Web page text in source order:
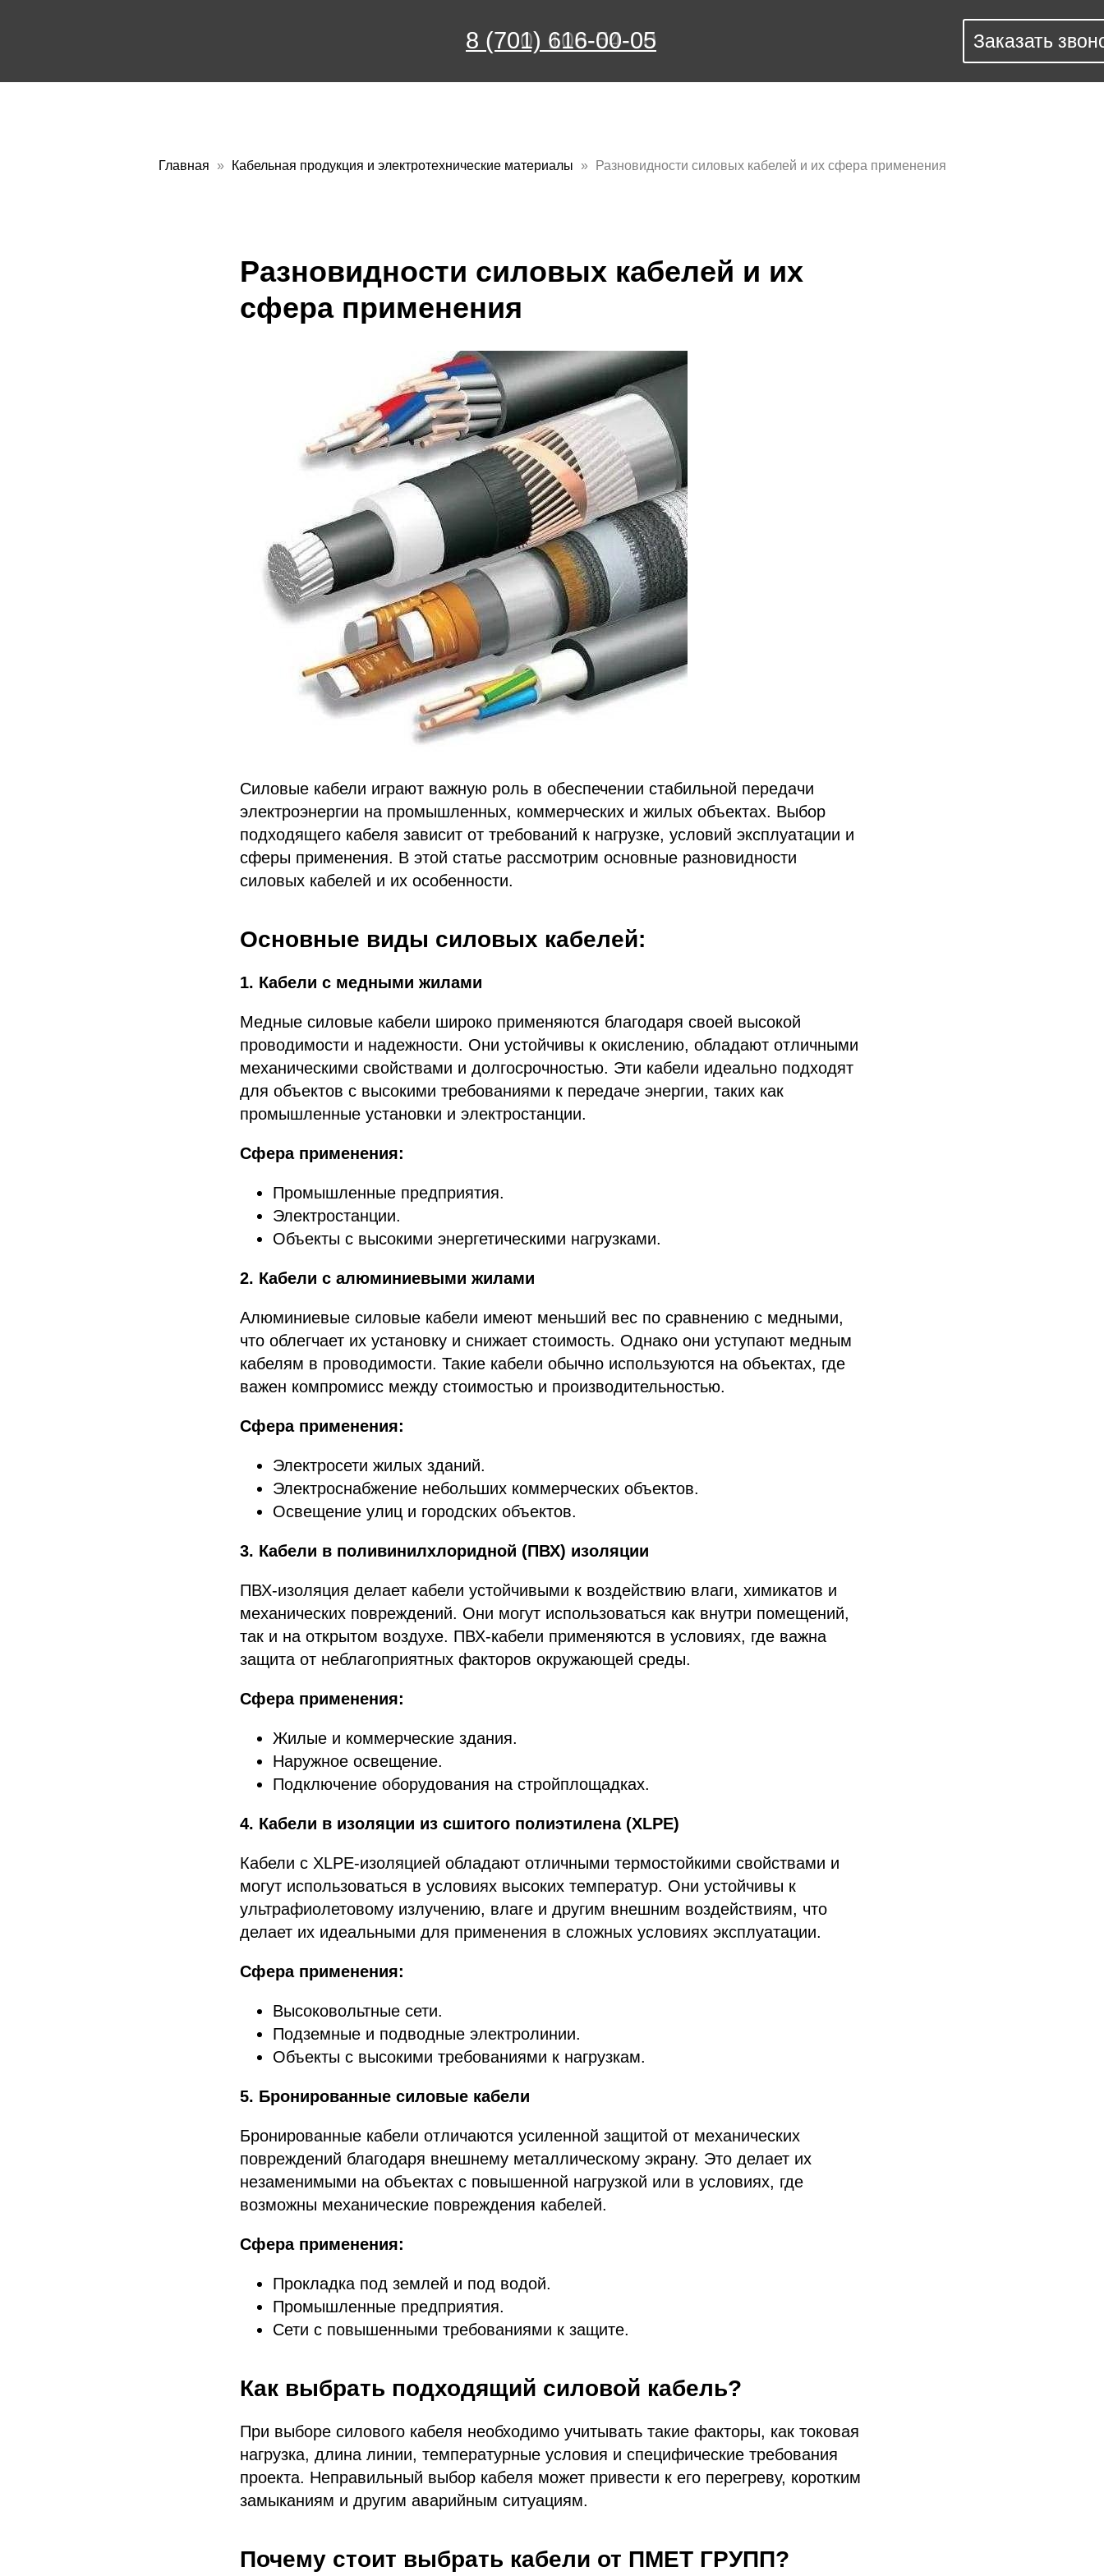
8 (700) 108-54-00 Заказать
Главная Кабельная продукция и электротехнические материалы Разновидности силовых кабелей и их сфера применения
Разновидности силовых кабелей и их
сфера применения
Силовые кабели играют важную роль в обеспечении стабильной передачи
электроэнергии на промышленных, коммерческих и жилых объектах. Выбор
подходящего кабеля зависит от требований к нагрузке, условий эксплуатации и
сферы применения. В этой статье рассмотрим основные разновидности
силовых кабелей и их особенности.
Основные виды силовых кабелей:
1. Кабели с медными жилами
Медные силовые кабели широко применяются благодаря своей высокой
проводимости и надежности. Они устойчивы к окислению, обладают отличными
механическими свойствами и долгосрочностью. Эти кабели идеально подходят
для объектов с высокими требованиями к передаче энергии, таких как
промышленные установки и электростанции.
Сфера применения:
Промышленные предприятия.
Электростанции.
Объекты с высокими энергетическими нагрузками.
2. Кабели с алюминиевыми жилами
Алюминиевые силовые кабели имеют меньший вес по сравнению с медными,
что облегчает их установку и снижает стоимость. Однако они уступают медным
кабелям в проводимости. Такие кабели обычно используются на объектах, где
важен компромисс между стоимостью и производительностью.
Сфера применения:
Электросети жилых зданий.
Электроснабжение небольших коммерческих объектов.
Освещение улиц и городских объектов.
3. Кабели в поливинилхлоридной (ПВХ) изоляции
ПВХ-изоляция делает кабели устойчивыми к воздействию влаги, химикатов и
механических повреждений. Они могут использоваться как внутри помещений,
так и на открытом воздухе. ПВХ-кабели применяются в условиях, где важна
защита от неблагоприятных факторов окружающей среды.
Сфера применения:
Жилые и коммерческие здания.
Наружное освещение.
Подключение оборудования на стройплощадках.
4. Кабели в изоляции из сшитого полиэтилена (XLPE)
Кабели с XLPE-изоляцией обладают отличными термостойкими свойствами и
могут использоваться в условиях высоких температур. Они устойчивы к
ультрафиолетовому излучению, влаге и другим внешним воздействиям, что
делает их идеальными для применения в сложных условиях эксплуатации.
Сфера применения:
Высоковольтные сети.
Подземные и подводные электролинии.
Объекты с высокими требованиями к нагрузкам.
5. Бронированные силовые кабели
Бронированные кабели отличаются усиленной защитой от механических
повреждений благодаря внешнему металлическому экрану. Это делает их
незаменимыми на объектах с повышенной нагрузкой или в условиях, где
возможны механические повреждения кабелей.
Сфера применения:
Прокладка под землей и под водой.
Промышленные предприятия.
Сети с повышенными требованиями к защите.
Как выбрать подходящий силовой кабель?
При выборе силового кабеля необходимо учитывать такие факторы, как токовая
нагрузка, длина линии, температурные условия и специфические требования
проекта. Неправильный выбор кабеля может привести к его перегреву, коротким
замыканиям и другим аварийным ситуациям.
Почему стоит выбрать кабели от ПМЕТ ГРУПП?
8 (701) 616-00-05 Заказать